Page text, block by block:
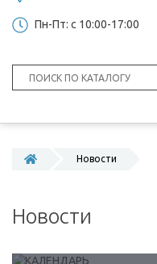
Пн-Пт: с 10:00-17:00
Новости
Новости